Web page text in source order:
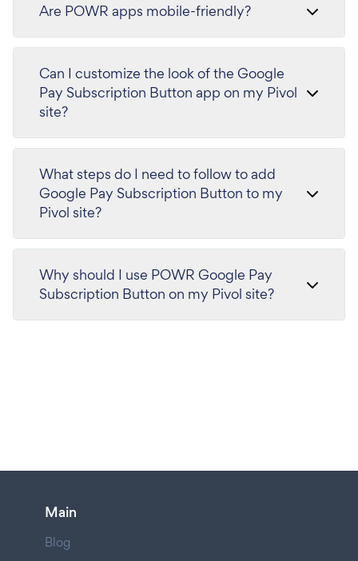
Are POWR apps mobile-friendly?
Can I customize the look of the Google
Pay Subscription Button app on my Pivol
site?
What steps do I need to follow to add
Google Pay Subscription Button to my
Pivol site?
Why should I use POWR Google Pay
Subscription Button on my Pivol site?
Main
Blog